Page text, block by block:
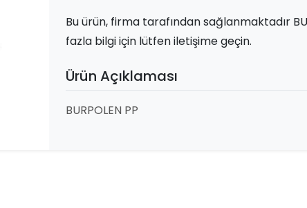
Bu ürün, firma tarafından sağlanmaktadır
fazla bilgi için lütfen iletişime geçin.
Ürün Açıklaması
BURPOLEN PP